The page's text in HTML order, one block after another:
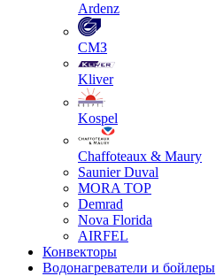
Ardenz
СМЗ
Kliver
Kospel
Chaffoteaux & Maury
Saunier Duval
MORA TOP
Demrad
Nova Florida
AIRFEL
Конвекторы
Водонагреватели и бойлеры